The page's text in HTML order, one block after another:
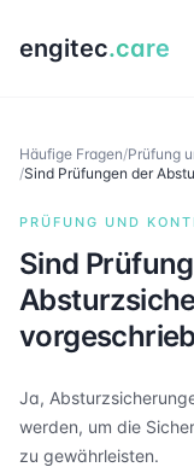
engitec.care
Häufige Fragen/Prüfung
/Sind Prüfungen der
PRÜFUNG UND
Sind
Ja,
werden, um die
zu gewährleisten.